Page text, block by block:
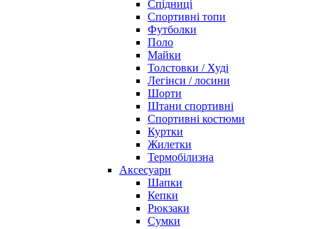
Спідниці
Спортивні топи
Футболки
Поло
Майки
Толстовки / Худі
Легінси / лосини
Шорти
Штани спортивні
Спортивні костюми
Куртки
Жилетки
Термобілизна
Аксесуари
Шапки
Кепки
Рюкзаки
Сумки